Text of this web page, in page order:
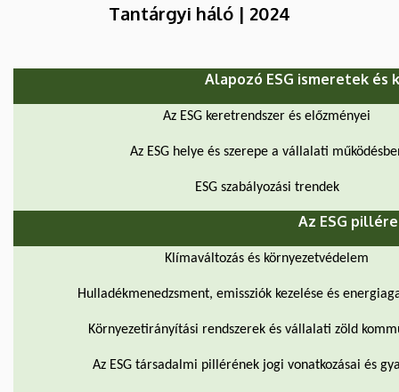
Tantárgyi háló | 2024
Alapozó ESG ismeretek és
Az ESG keretrendszer és előzményei
Az ESG helye és szerepe a vállalati
ESG szabályozási trendek
Az ESG
Klímaváltozás és környezetvédelem
Hulladékmenedzsment, emissziók kezelése és
Környezetirányítási rendszerek és vállalati zöld
Az ESG társadalmi pillérének jogi vonatkozásai és